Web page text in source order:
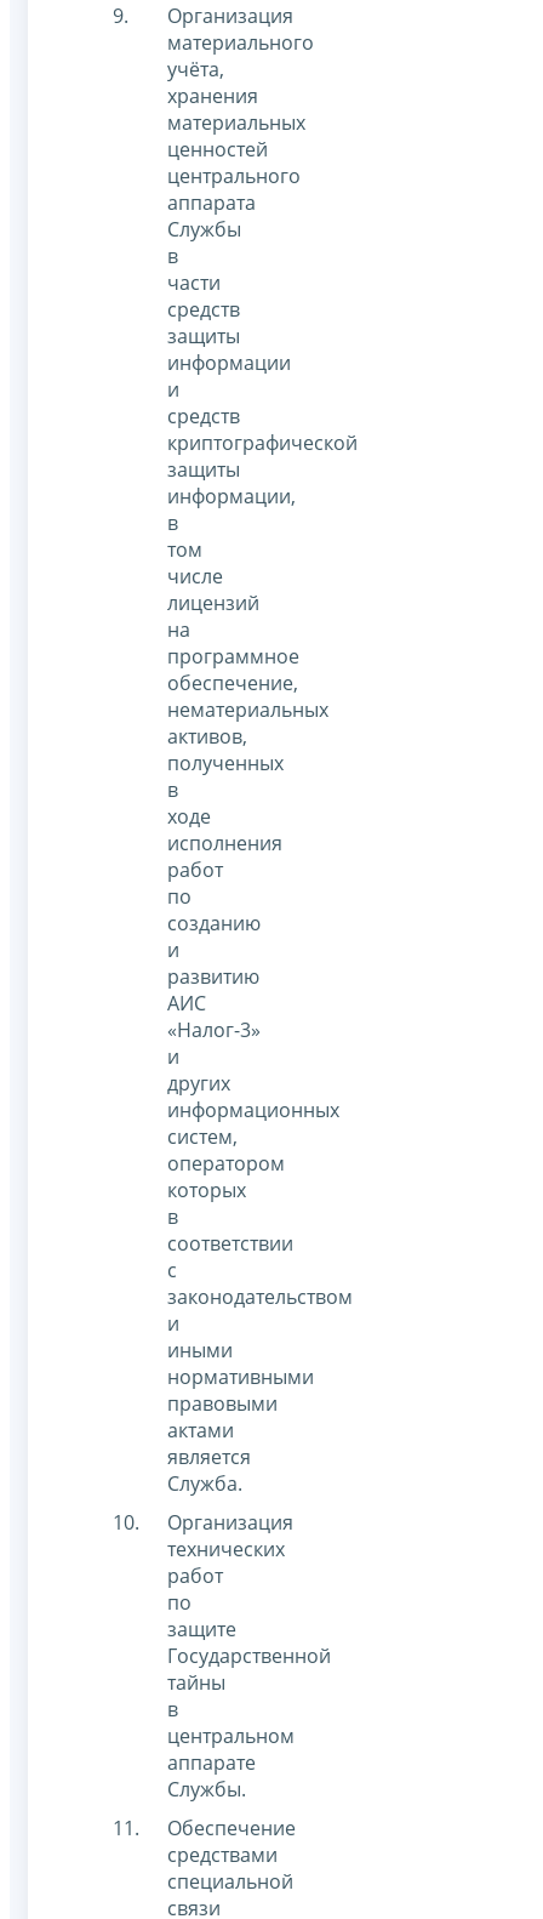
Организация
материального
учёта,
хранения
материальных
ценностей
центрального
аппарата
Службы
в
части
средств
защиты
информации
и
средств
криптографической
защиты
информации,
в
том
числе
лицензий
на
программное
обеспечение,
нематериальных
активов,
полученных
в
ходе
исполнения
работ
по
созданию
и
развитию
АИС
«Налог-3»
и
других
информационных
систем,
оператором
которых
в
соответствии
с
законодательством
и
иными
нормативными
правовыми
актами
является
Служба.
Организация
технических
работ
по
защите
Государственной
тайны
в
центральном
аппарате
Службы.
Обеспечение
средствами
специальной
связи